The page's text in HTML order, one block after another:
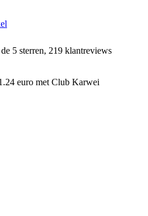
5 sterren, 219 klantreviews
euro met Club Karwei